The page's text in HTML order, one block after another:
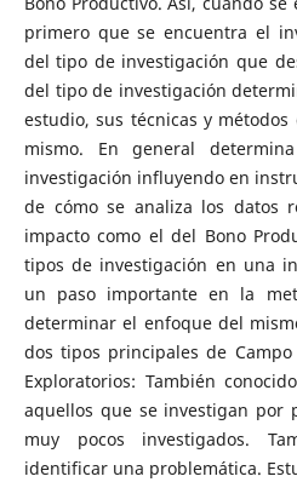
primero que se encuentra el
del tipo de investigación que
del tipo de investigación
estudio, sus técnicas y
mismo. En general
investigación influyendo en
de cómo se analiza los datos
impacto como el del Bono
tipos de investigación en una
un paso importante en la
determinar el enfoque del
dos tipos principales de
Exploratorios: También
aquellos que se investigan por
muy pocos investigados.
identificar una problemática.